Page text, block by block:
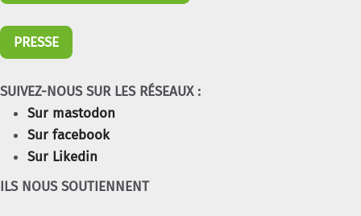
PRESSE
SUIVEZ-NOUS SUR LES RÉSEAUX :
Sur mastodon
Sur facebook
Sur Likedin
ILS NOUS SOUTIENNENT